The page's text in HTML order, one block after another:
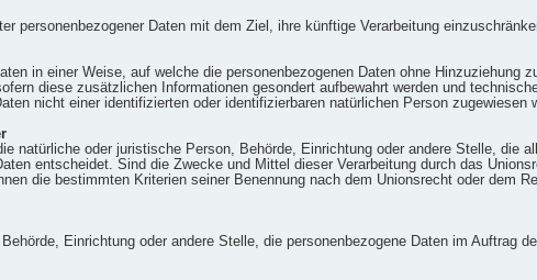
personenbezogener Daten mit dem Ziel, ihre künftige Verarbeitung
in einer Weise, auf welche die personenbezogenen Daten ohne Hinzuziehung
diese zusätzlichen Informationen gesondert aufbewahrt werden und
nicht einer identifizierten oder identifizierbaren natürlichen Person zugewiesen
natürliche oder juristische Person, Behörde, Einrichtung oder andere Stelle, die
entscheidet. Sind die Zwecke und Mittel dieser Verarbeitung durch das
die bestimmten Kriterien seiner Benennung nach dem Unionsrecht oder dem
Einrichtung oder andere Stelle, die personenbezogene Daten im Auftrag